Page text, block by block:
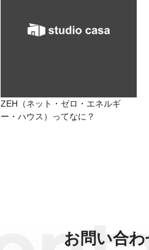
ZEH（ネット・ゼロ・エネルギ
ー・ハウス）ってなに？
お問い合